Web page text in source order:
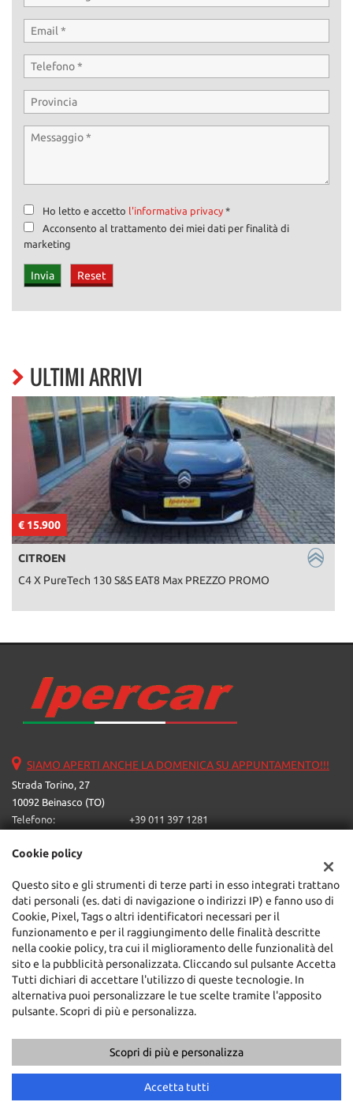
Ho letto e accetto l'informativa privacy *
Acconsento al trattamento dei miei dati per finalità di
marketing
ULTIMI ARRIVI
€ 15.900
CITROEN
C4 X PureTech 130 S&S EAT8 Max PREZZO PROMO
SIAMO APERTI ANCHE LA DOMENICA SU APPUNTAMENTO!!!
Strada Torino, 27
10092 Beinasco (TO)
Telefono:
+39 011 397 1281
Indicazioni stradali
Dati fiscali:
Ipercar Srl
Strada Torino, 27, Beinasco (TO)
C.F/P.IVA:05624230016
Registro delle imprese:TO
Copyright © 2026 GestionaleAuto.com S.r.l., Tutti i diritti riservati -
Leggi l'informativa sulla privacy-Cookie Policy
GestionaleAuto.com
Cookie policy
Questo sito e gli strumenti di terze parti in esso integrati trattano
dati personali (es. dati di navigazione o indirizzi IP) e fanno uso di
Cookie, Pixel, Tags o altri identificatori necessari per il
funzionamento e per il raggiungimento delle finalità descritte
nella cookie policy, tra cui il miglioramento delle funzionalità del
sito e la pubblicità personalizzata. Cliccando sul pulsante Accetta
Tutti dichiari di accettare l'utilizzo di queste tecnologie. In
alternativa puoi personalizzare le tue scelte tramite l'apposito
pulsante. Scopri di più e personalizza.
Scopri di più e personalizza
Accetta tutti